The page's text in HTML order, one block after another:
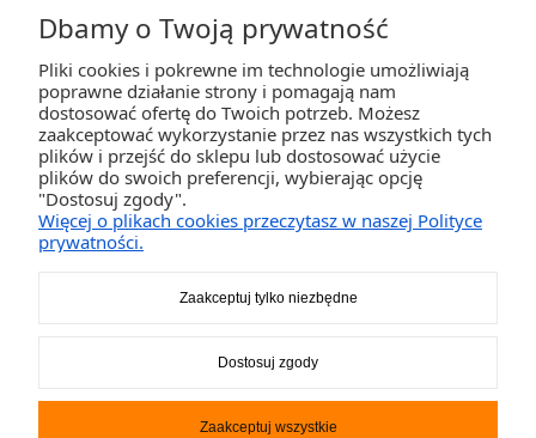
ZAKUPY
POMOC
2K-Invest Sp. j. Ul. Św. Wojciecha 60, 41-922 Radzionków, śląskie NIP: 645-241-94-
Napiszsklep@activegames.pllub zadzwoń +48796521697
Dbamy o Twoją prywatność
Pliki cookies i pokrewne im technologie umożliwiają
poprawne działanie strony i pomagają nam
dostosować ofertę do Twoich potrzeb. Możesz
zaakceptować wykorzystanie przez nas wszystkich tych
plików i przejść do sklepu lub dostosować użycie
plików do swoich preferencji, wybierając opcję
"Dostosuj zgody".
Więcej o plikach cookies przeczytasz w naszej Polityce
prywatności.
Zaakceptuj tylko niezbędne
Dostosuj zgody
Zaakceptuj wszystkie